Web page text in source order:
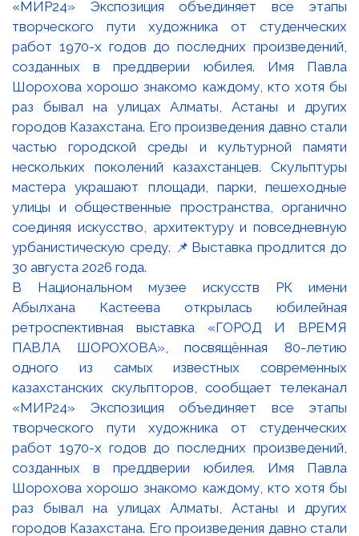
В Национальном музее искусств РК имени
Абылхана Кастеева открылась юбилейная
ретроспективная выставка «ГОРОД И ВРЕМЯ
ПАВЛА ШОРОХОВА», посвящённая 80-летию
одного из самых известных современных
казахстанских скульпторов, сообщает телеканал
«МИР24» Экспозиция объединяет все этапы
творческого пути художника от студенческих
работ 1970-х годов до последних произведений,
созданных в преддверии юбилея. Имя Павла
Шорохова хорошо знакомо каждому, кто хотя бы
раз бывал на улицах Алматы, Астаны и других
городов Казахстана. Его произведения давно стали